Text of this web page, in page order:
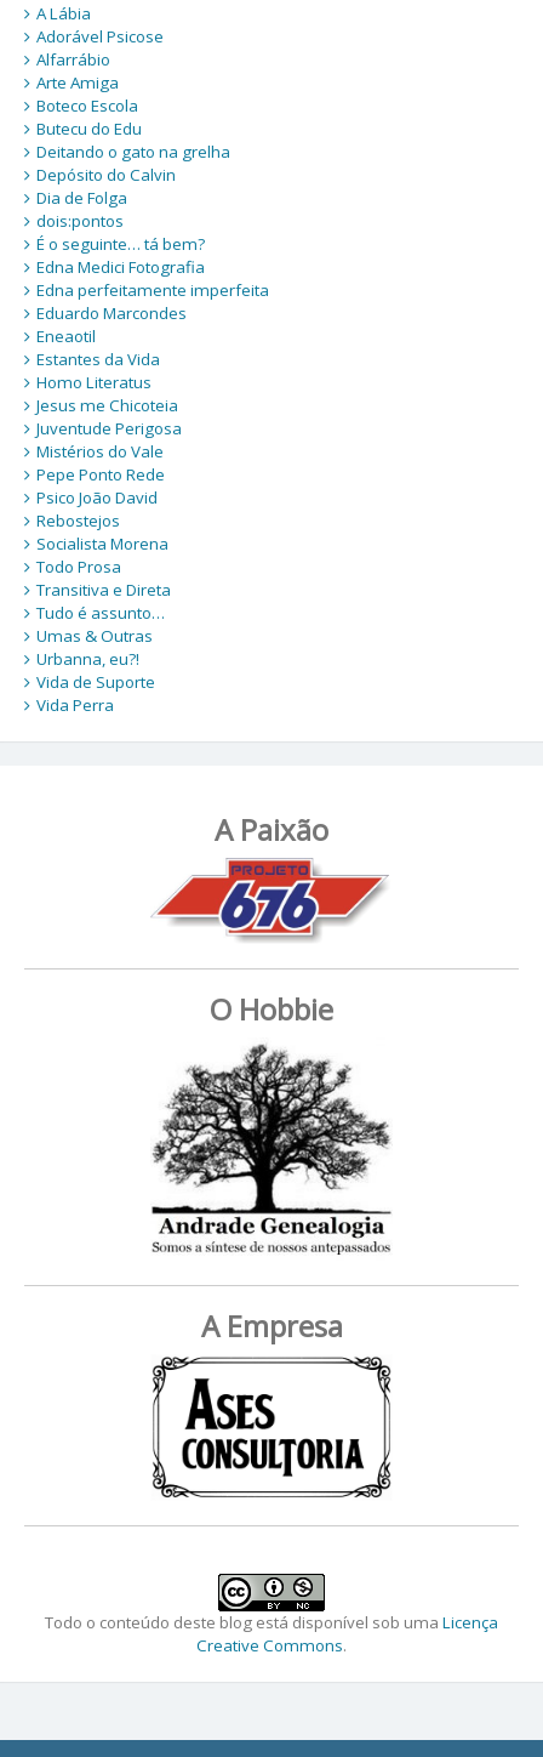
A Lábia
Adorável Psicose
Alfarrábio
Arte Amiga
Boteco Escola
Butecu do Edu
Deitando o gato na grelha
Depósito do Calvin
Dia de Folga
dois:pontos
É o seguinte… tá bem?
Edna Medici Fotografia
Edna perfeitamente imperfeita
Eduardo Marcondes
Eneaotil
Estantes da Vida
Homo Literatus
Jesus me Chicoteia
Juventude Perigosa
Mistérios do Vale
Pepe Ponto Rede
Psico João David
Rebostejos
Socialista Morena
Todo Prosa
Transitiva e Direta
Tudo é assunto…
Umas & Outras
Urbanna, eu?!
Vida de Suporte
Vida Perra
A Paixão
O Hobbie
A Empresa
Todo o conteúdo deste blog está disponível sob uma Licença
Creative Commons.